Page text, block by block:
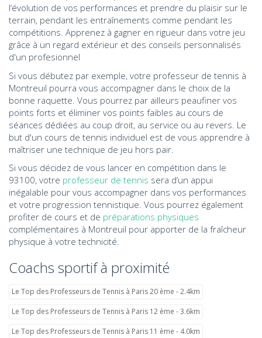
l’évolution de vos performances et prendre du plaisir sur le
terrain, pendant les entraînements comme pendant les
compétitions. Apprenez à gagner en rigueur dans votre jeu
grâce à un regard extérieur et des conseils personnalisés
d'un profesionnel
Si vous débutez par exemple, votre professeur de tennis à
Montreuil pourra vous accompagner dans le choix de la
bonne raquette. Vous pourrez par ailleurs peaufiner vos
points forts et éliminer vos points faibles au cours de
séances dédiées au coup droit, au service ou au revers. Le
but d'un cours de tennis individuel est de vous apprendre à
maîtriser une technique de jeu hors pair.
Si vous décidez de vous lancer en compétition dans le
93100, votre professeur de tennis sera d’un appui
inégalable pour vous accompagner dans vos performances
et votre progression tennistique. Vous pourrez également
profiter de cours et de préparations physiques
complémentaires à Montreuil pour apporter de la fraîcheur
physique à votre technicité.
Coachs sportif à proximité
Le Top des Professeurs de Tennis à Paris 20 ème - 2.4km
Le Top des Professeurs de Tennis à Paris 12 ème - 3.6km
Le Top des Professeurs de Tennis à Paris 11 ème - 4.0km